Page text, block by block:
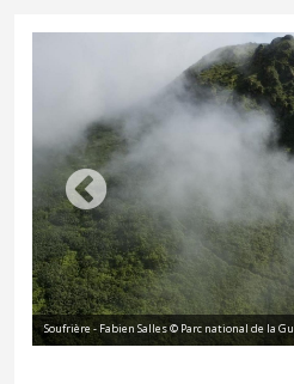
Soufrière - Fabien Salles © Parc national de la